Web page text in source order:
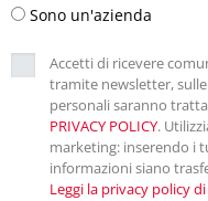
Sono un'azienda
Accetti di ricevere
tramite newsletter,
personali saranno
PRIVACY POLICY.
marketing: inserendo i
informazioni siano
Leggi la privacy policy